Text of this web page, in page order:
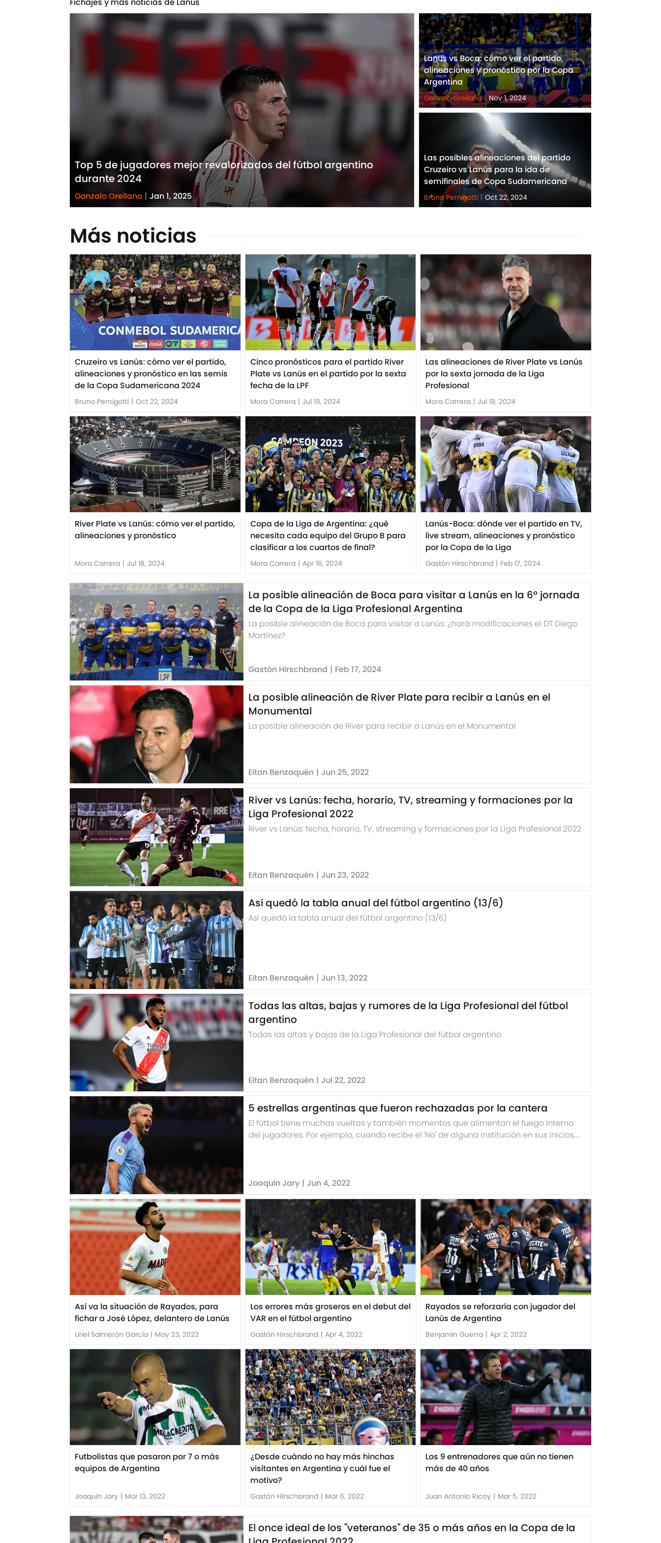
Top 5 de jugadores mejor revalorizados del fútbol argentino
durante 2024
Gonzalo Orellano | Jan 1, 2025
Lanus vs Boca: cómo ver el partido,
alineaciones y pronóstico por la Copa
Argentina
Gonzalo Orellano | Nov 1, 2024
Las posibles alineaciones del partido
Cruzeiro vs Lanús para la ida de
semifinales de Copa Sudamericana
Bruno Pernigotti | Oct 22, 2024
Más noticias
Cruzeiro vs Lanús: cómo ver el partido,
alineaciones y pronóstico en las semis
de la Copa Sudamericana 2024
Bruno Pernigotti | Oct 22, 2024
Cinco pronósticos para el partido River
Plate vs Lanús en el partido por la sexta
fecha de la LPF
Mora Carrera | Jul 19, 2024
Las alineaciones de River Plate vs Lanús
por la sexta jornada de la Liga
Profesional
Mora Carrera | Jul 19, 2024
River Plate vs Lanús: cómo ver el partido,
alineaciones y pronóstico
Mora Carrera | Jul 18, 2024
Copa de la Liga de Argentina: ¿qué
necesita cada equipo del Grupo B para
clasificar a los cuartos de final?
Mora Carrera | Apr 16, 2024
Lanús-Boca: dónde ver el partido en TV,
live stream, alineaciones y pronóstico
por la Copa de la Liga
Gastón Hirschbrand | Feb 17, 2024
La posible alineación de Boca para visitar a Lanús en la 6º jornada
de la Copa de la Liga Profesional Argentina
La posible alineación de Boca para visitar a Lanús: ¿hará modificaciones el DT Diego
Martínez?
Gastón Hirschbrand | Feb 17, 2024
La posible alineación de River Plate para recibir a Lanús en el
Monumental
La posible alineación de River para recibir a Lanús en el Monumental
Eitan Benzaquén | Jun 25, 2022
River vs Lanús: fecha, horario, TV, streaming y formaciones por la
Liga Profesional 2022
River vs Lanús: fecha, horario, TV, streaming y formaciones por la Liga Profesional 2022
Eitan Benzaquén | Jun 23, 2022
Así quedó la tabla anual del fútbol argentino (13/6)
Así quedó la tabla anual del fútbol argentino (13/6)
Eitan Benzaquén | Jun 13, 2022
Todas las altas, bajas y rumores de la Liga Profesional del fútbol
argentino
Todas las altas y bajas de la Liga Profesional del fútbol argentino
Eitan Benzaquén | Jul 22, 2022
5 estrellas argentinas que fueron rechazadas por la cantera
El fútbol tiene muchas vueltas y también momentos que alimentan el fuego interno
del jugadores. Por ejemplo, cuando recibe el 'No' de alguna institución en sus inicios.
Joaquín Jary | Jun 4, 2022
Así va la situación de Rayados, para
fichar a José López, delantero de Lanús
Uriel Salmerón García | May 23, 2022
Los errores más groseros en el debut del
VAR en el fútbol argentino
Gastón Hirschbrand | Apr 4, 2022
Rayados se reforzaría con jugador del
Lanús de Argentina
Benjamín Guerra | Apr 2, 2022
Futbolistas que pasaron por 7 o más
equipos de Argentina
Joaquín Jary | Mar 13, 2022
¿Desde cuándo no hay más hinchas
visitantes en Argentina y cuál fue el
motivo?
Gastón Hirschbrand | Mar 6, 2022
Los 9 entrenadores que aún no tienen
más de 40 años
Juan Antonio Ricoy | Mar 5, 2022
El once ideal de los "veteranos" de 35 o más años en la Copa de la